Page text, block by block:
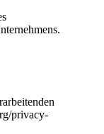
privacy-